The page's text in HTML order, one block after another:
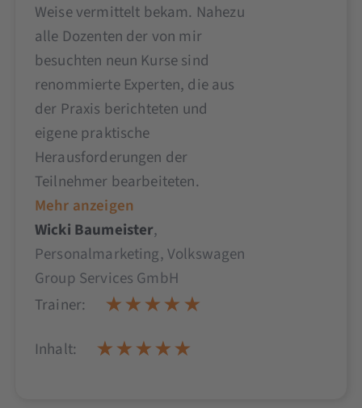
Weise vermittelt bekam. Nahezu
alle Dozenten der von mir
besuchten neun Kurse sind
renommierte Experten, die aus
der Praxis berichteten und
eigene praktische
Herausforderungen der
Teilnehmer bearbeiteten.
Mehr anzeigen
Wicki Baumeister,
Personalmarketing, Volkswagen
Group Services GmbH
Trainer:
Inhalt: